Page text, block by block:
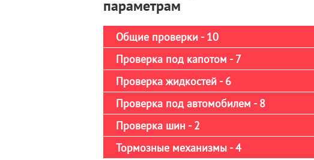
параметрам
Общие проверки - 10
Проверка под капотом - 7
Проверка жидкостей - 6
Проверка под автомобилем - 8
Проверка шин - 2
Тормозные механизмы - 4